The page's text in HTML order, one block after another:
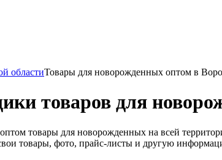
областиТовары для новорожденных оптом в
товаров для
товары для новорожденных на всей
товары, фото, прайс-листы и другую